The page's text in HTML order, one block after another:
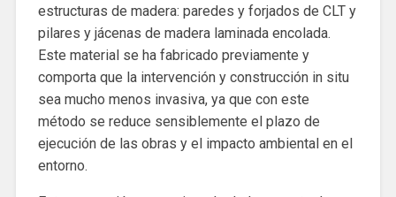
estructuras de madera: paredes y forjados de CLT y
pilares y jácenas de madera laminada encolada.
Este material se ha fabricado previamente y
comporta que la intervención y construcción in situ
sea mucho menos invasiva, ya que con este
método se reduce sensiblemente el plazo de
ejecución de las obras y el impacto ambiental en el
entorno.